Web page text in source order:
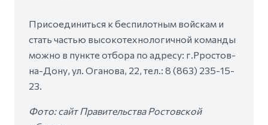
Присоединиться к беспилотным войскам и
стать частью высокотехнологичной команды
можно в пункте отбора по адресу: г.Рростов-
на-Дону, ул. Оганова, 22, тел.: 8 (863) 235-15-
23.
Фото: сайт Правительства Ростовской